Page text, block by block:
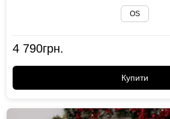
OS
4 790грн.
Купити